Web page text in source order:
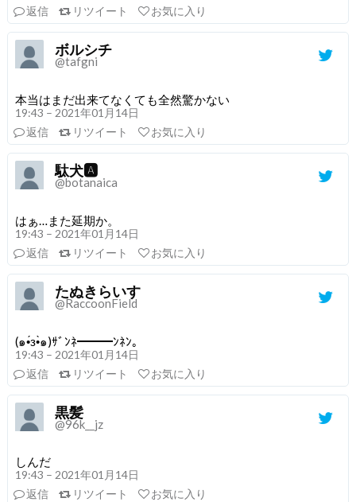
返信
リツイート お気に入り
ボルシチ
@tafgni
本当はまだ出来てなくても全然驚かない
19:43 – 2021年01月14日
返信
リツイート お気に入り
駄犬🅰️
@botanaica
はぁ…また延期か。
19:43 – 2021年01月14日
返信
リツイート お気に入り
たぬきらいす
@RaccoonField
(๑•́з•̀๑)ｻﾞﾝﾈ━━━ﾝﾈﾝ。
19:43 – 2021年01月14日
返信
リツイート お気に入り
黒髪
@96k__jz
しんだ
19:43 – 2021年01月14日
返信
リツイート お気に入り